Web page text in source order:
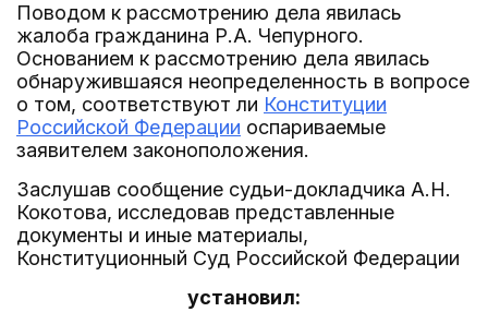
Поводом к рассмотрению дела явилась
жалоба гражданина Р.А. Чепурного.
Основанием к рассмотрению дела явилась
обнаружившаяся неопределенность в вопросе
о том, соответствуют ли Конституции
Российской Федерации оспариваемые
заявителем законоположения.
Заслушав сообщение судьи-докладчика А.Н.
Кокотова, исследовав представленные
документы и иные материалы,
Конституционный Суд Российской Федерации
установил: